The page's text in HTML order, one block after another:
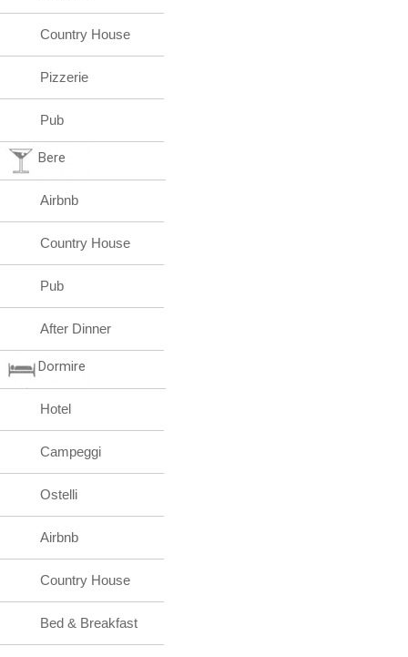
Country House
Pizzerie
Pub
Bere
Airbnb
Country House
Pub
After Dinner
Dormire
Hotel
Campeggi
Ostelli
Airbnb
Country House
Bed & Breakfast